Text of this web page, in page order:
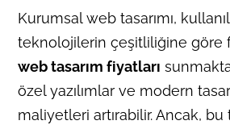
Kurumsal web tasarımı,
teknolojilerin çeşitliliğine göre
web tasarım fiyatları
özel yazılımlar ve modern
maliyetleri artırabilir. Ancak,